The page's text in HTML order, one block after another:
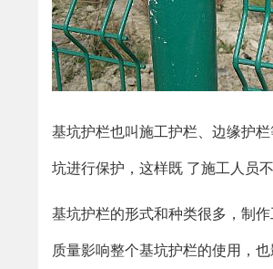
基坑护栏也叫施工护栏、边缘护
坑进行保护，这样既 了施工人员
基坑护栏的形式和种类很多，制
质量影响整个基坑护栏的使用，